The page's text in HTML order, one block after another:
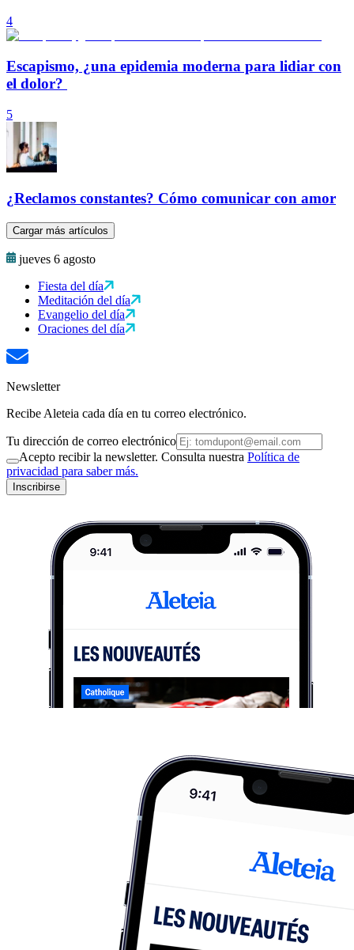
4
Escapismo, ¿una epidemia moderna para lidiar con
el dolor?
5
¿Reclamos constantes? Cómo comunicar con amor
Cargar más artículos
jueves 6 agosto
Fiesta del día
Meditación del día
Evangelio del día
Oraciones del día
Newsletter
Recibe Aleteia cada día en tu correo electrónico.
Tu dirección de correo electrónico
Acepto recibir la newsletter. Consulta nuestra Política de
privacidad para saber más.
Inscribirse